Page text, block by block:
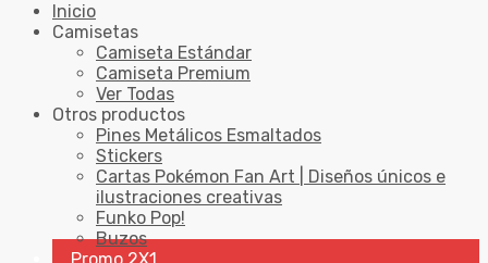
Inicio
Camisetas
Camiseta Estándar
Camiseta Premium
Ver Todas
Otros productos
Pines Metálicos Esmaltados
Stickers
Cartas Pokémon Fan Art | Diseños únicos e
ilustraciones creativas
Funko Pop!
Buzos